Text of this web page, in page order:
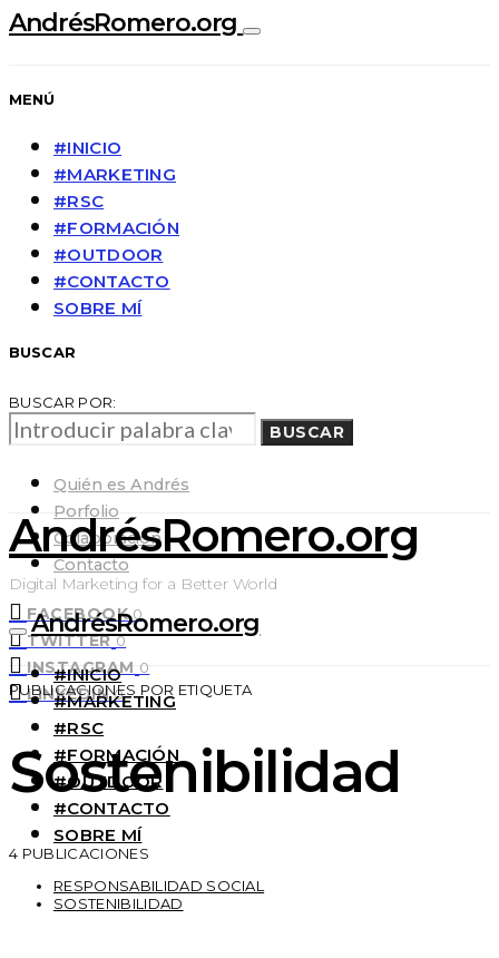
AndrésRomero.org
MENÚ
#INICIO
#MARKETING
#RSC
#FORMACIÓN
#OUTDOOR
#CONTACTO
SOBRE MÍ
BUSCAR
BUSCAR POR:
BUSCAR
Quién es Andrés
Porfolio
Colaboración
Contacto
FACEBOOK 0
TWITTER 0
INSTAGRAM 0
LINKEDIN 0
AndrésRomero.org
Digital Marketing for a Better World
AndrésRomero.org
#INICIO
#MARKETING
#RSC
#FORMACIÓN
#OUTDOOR
#CONTACTO
SOBRE MÍ
PUBLICACIONES POR ETIQUETA
Sostenibilidad
4 PUBLICACIONES
RESPONSABILIDAD SOCIAL
SOSTENIBILIDAD